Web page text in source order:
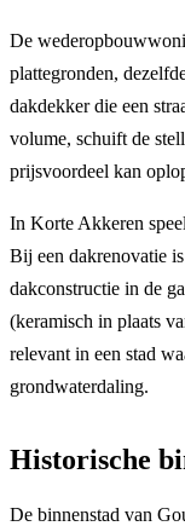
De
plattegronden,
dakdekker die een
volume, schuift de
prijsvoordeel kan
In Korte Akkeren
Bij een dakrenovatie
dakconstructie in de
(keramisch in plaats
relevant in een stad
grondwaterdaling.
Historische
De binnenstad van